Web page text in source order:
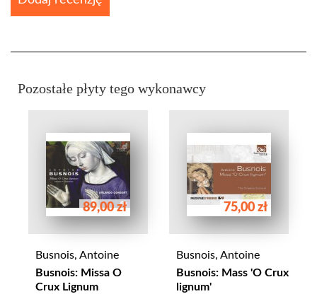
Pozostałe płyty tego wykonawcy
89,00 zł
Busnois, Antoine
Busnois: Missa O
Crux Lignum
75,00 zł
Busnois, Antoine
Busnois: Mass 'O Crux
lignum'